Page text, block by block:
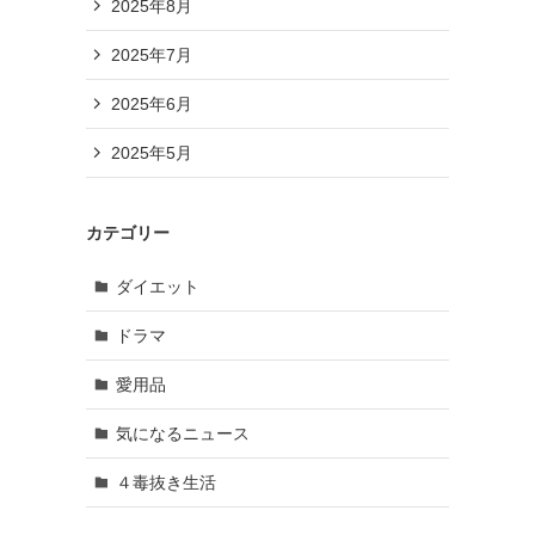
2025年8月
2025年7月
2025年6月
2025年5月
カテゴリー
ダイエット
ドラマ
愛用品
気になるニュース
４毒抜き生活